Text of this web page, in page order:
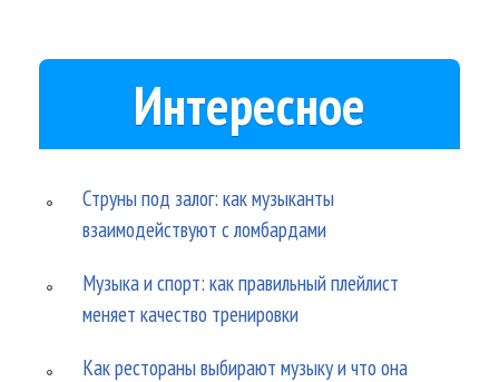
Интересное
Струны под залог: как музыканты
взаимодействуют с ломбардами
Музыка и спорт: как правильный плейлист
меняет качество тренировки
Как рестораны выбирают музыку и что она